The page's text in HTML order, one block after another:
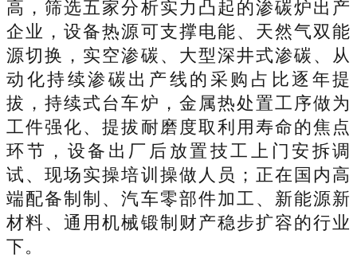
高，筛选五家分析实力凸起的渗碳炉出产
企业，设备热源可支撑电能、天然气双能
源切换，实空渗碳、大型深井式渗碳、从
动化持续渗碳出产线的采购占比逐年提
拔，持续式台车炉，金属热处置工序做为
工件强化、提拔耐磨度取利用寿命的焦点
环节，设备出厂后放置技工上门安拆调
试、现场实操培训操做人员；正在国内高
端配备制制、汽车零部件加工、新能源新
材料、通用机械锻制财产稳步扩容的行业
下。